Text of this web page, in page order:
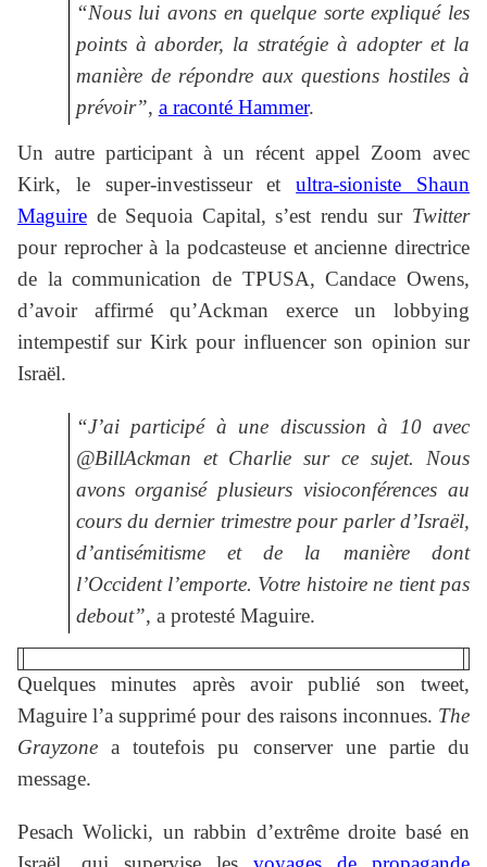
“Nous lui avons en quelque sorte expliqué les
points à aborder, la stratégie à adopter et la
manière de répondre aux questions hostiles à
prévoir”, a raconté Hammer.
Un autre participant à un récent appel Zoom avec
Kirk, le super-investisseur etultra-sioniste Shaun
Maguire de Sequoia Capital, s’est rendu sur Twitter
pour reprocher à la podcasteuse et ancienne directrice
de la communication de TPUSA, Candace Owens,
d’avoir affirmé qu’Ackman exerce un lobbying
intempestif sur Kirk pour influencer son opinion sur
Israël.
“J’ai participé à une discussion à 10 avec
@BillAckman et Charlie sur ce sujet. Nous
avons organisé plusieurs visioconférences au
cours du dernier trimestre pour parler d’Israël,
d’antisémitisme et de la manière dont
l’Occident l’emporte. Votre histoire ne tient pas
debout”, a protesté Maguire.
Quelques minutes après avoir publié son tweet,
Maguire l’a supprimé pour des raisons inconnues. The
Grayzone a toutefois pu conserver une partie du
message.
Pesach Wolicki, un rabbin d’extrême droite basé en